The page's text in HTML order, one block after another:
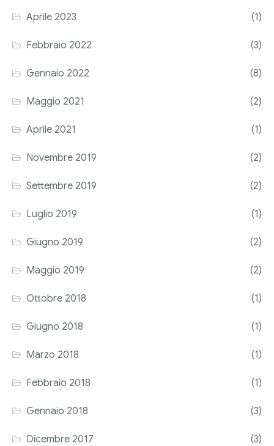
Aprile 2023 (1)
Febbraio 2022 (3)
Gennaio 2022 (8)
Maggio 2021 (2)
Aprile 2021 (1)
Novembre 2019 (2)
Settembre 2019 (2)
Luglio 2019 (1)
Giugno 2019 (2)
Maggio 2019 (2)
Ottobre 2018 (1)
Giugno 2018 (1)
Marzo 2018 (1)
Febbraio 2018 (1)
Gennaio 2018 (3)
Dicembre 2017 (3)